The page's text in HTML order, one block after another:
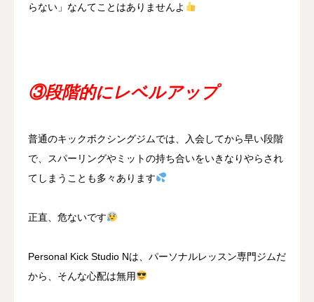
らない」なんてことはありませんよ
③段階的にレベルアップ
普通のキックボクシングジムでは、入会してから早い段階
で、スパーリングやミットの持ち合いをいきなりやらされ
てしまうことも多々あります
正直、危ないです
Personal Kick Studio Nは、パーソナルレッスン専門ジムだ
から、そんな心配は無用